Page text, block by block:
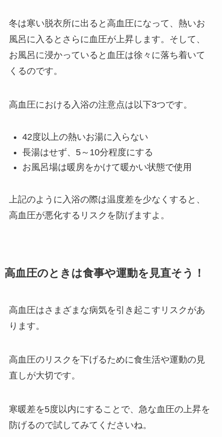
冬は寒い脱衣所に出ると高血圧になって、熱いお
風呂に入るとさらに血圧が上昇します。そして、
お風呂に浸かっていると血圧は徐々に落ち着いて
くるのです。
高血圧における入浴の注意点は以下3つです。
42度以上の熱いお湯に入らない
長湯はせず、5～10分程度にする
お風呂場は暖房をかけて暖かい状態で使用
上記のように入浴の際は温度差を少なくすると、
高血圧が悪化するリスクを防げますよ。
高血圧のときは食事や運動を見直そう！
高血圧はさまざまな病気を引き起こすリスクがあ
ります。
高血圧のリスクを下げるために食生活や運動の見
直しが大切です。
寒暖差を5度以内にすることで、急な血圧の上昇を
防げるので試してみてくださいね。